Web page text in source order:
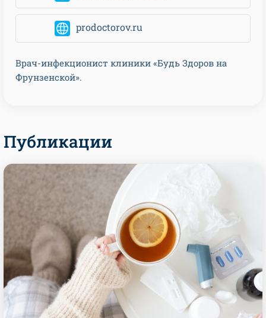
prodoctorov.ru
Врач-инфекционист клиники «Будь Здоров на
Фрунзенской».
Публикации